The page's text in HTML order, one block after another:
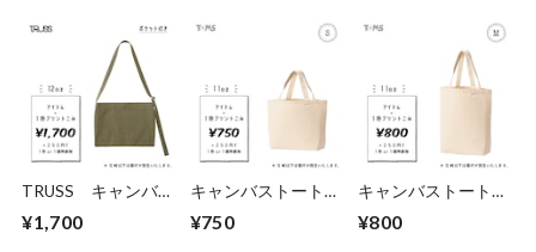
TRUSS キャンバ
ス ミュゼットバッ
グ (品番：CMB-034)
¥1,700
キャンバストート
S size (品番：778-
TCC)
¥750
キャンバストート
M size (品番：778-
TCC)
¥800